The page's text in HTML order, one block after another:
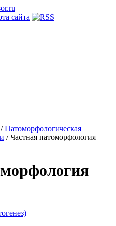
/Патоморфологическая
/Частная патоморфология